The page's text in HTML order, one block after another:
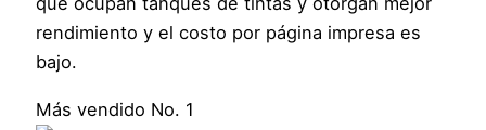
rendimiento y el costo por página impresa es
bajo.
Más vendido No. 1